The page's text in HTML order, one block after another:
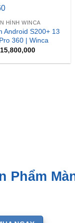
HÌNH WINCA
Android S200+ 13
360 | Winca
15,800,000
Phẩm